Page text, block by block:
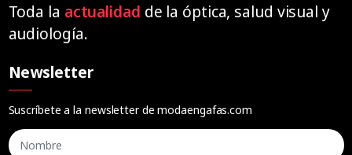
Toda la actualidad de la óptica, salud visual y
audiología.
Newsletter
Suscríbete a la newsletter de modaengafas.com